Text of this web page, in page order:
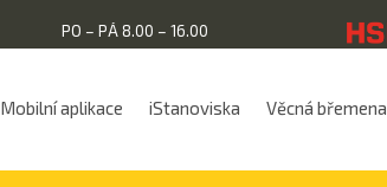
PO – PÁ 8.00 – 16.00
Mobilní aplikace iStanoviska Věcná břemena